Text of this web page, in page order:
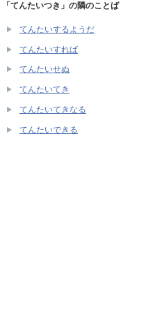
「てんたいつき」の隣のことば
てんたいするようだ
てんたいすれば
てんたいせぬ
てんたいてき
てんたいてきなる
てんたいできる